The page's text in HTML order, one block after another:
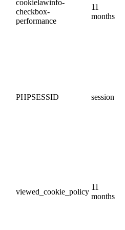
cookielawinfo-
checkbox-
performance
11
months
PHPSESSID session
viewed_cookie_policy
11
months